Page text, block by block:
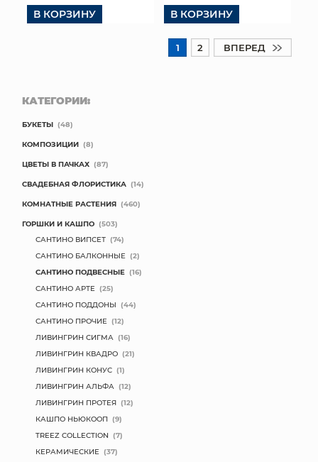
В КОРЗИНУ В КОРЗИНУ
1 2 ВПЕРЕД
КАТЕГОРИИ:
БУКЕТЫ (48)
КОМПОЗИЦИИ (8)
ЦВЕТЫ В ПАЧКАХ (87)
СВАДЕБНАЯ ФЛОРИСТИКА (14)
КОМНАТНЫЕ РАСТЕНИЯ (460)
ГОРШКИ И КАШПО (503)
САНТИНО ВИПСЕТ (74)
САНТИНО БАЛКОННЫЕ (2)
САНТИНО ПОДВЕСНЫЕ (16)
САНТИНО АРТЕ (25)
САНТИНО ПОДДОНЫ (44)
САНТИНО ПРОЧИЕ (12)
ЛИВИНГРИН СИГМА (16)
ЛИВИНГРИН КВАДРО (21)
ЛИВИНГРИН КОНУС (1)
ЛИВИНГРИН АЛЬФА (12)
ЛИВИНГРИН ПРОТЕЯ (12)
КАШПО НЬЮКООП (9)
TREEZ COLLECTION (7)
КЕРАМИЧЕСКИЕ (37)